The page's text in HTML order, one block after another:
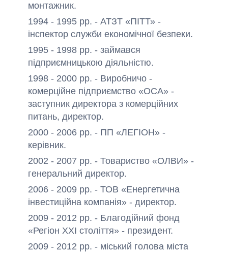
монтажник.
1994 - 1995 рр. - АТЗТ «ПІТТ» -
інспектор служби економічної безпеки.
1995 - 1998 рр. - займався
підприємницькою діяльністю.
1998 - 2000 рр. - Виробничо -
комерційне підприємство «ОСА» -
заступник директора з комерційних
питань, директор.
2000 - 2006 рр. - ПП «ЛЕГІОН» -
керівник.
2002 - 2007 рр. - Товариство «ОЛВИ» -
генеральний директор.
2006 - 2009 рр. - ТОВ «Енергетична
інвестиційна компанія» - директор.
2009 - 2012 рр. - Благодійний фонд
«Регіон XXI століття» - президент.
2009 - 2012 рр. - міський голова міста